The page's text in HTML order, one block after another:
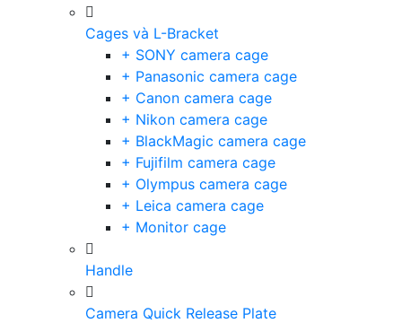
Cages và L-Bracket
+ SONY camera cage
+ Panasonic camera cage
+ Canon camera cage
+ Nikon camera cage
+ BlackMagic camera cage
+ Fujifilm camera cage
+ Olympus camera cage
+ Leica camera cage
+ Monitor cage
Handle
Camera Quick Release Plate